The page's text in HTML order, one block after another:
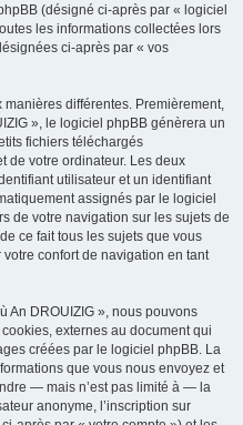
(désigné ci-après par « logiciel
les informations collectées lors
ci-après par « vos
différentes. Premièrement,
», le logiciel phpBB génèrera un
fichiers téléchargés
de votre ordinateur. Les deux
utilisateur et un identifiant
assignés par le logiciel
de votre navigation sur les sujets de
ce fait tous les sujets que vous
confort de navigation en tant
An DROUIZIG », nous pouvons
externes au document qui
créées par le logiciel phpBB. La
que vous nous envoyez et
— mais n’est pas limité à — la
anonyme, l’inscription sur